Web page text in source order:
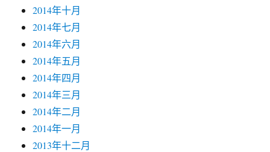
2014年十月
2014年七月
2014年六月
2014年五月
2014年四月
2014年三月
2014年二月
2014年一月
2013年十二月